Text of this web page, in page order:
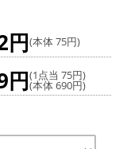
円(本体 75円)
円(1点当 75円)
(本体 690円)